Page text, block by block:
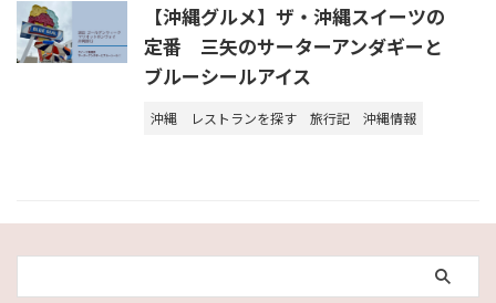
【沖縄グルメ】ザ・沖縄スイーツの
定番 三矢のサーターアンダギーと
ブルーシールアイス
沖縄 レストランを探す 旅行記 沖縄情報